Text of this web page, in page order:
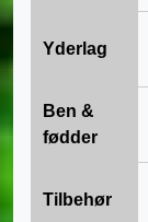
Yderlag
Ben &
fødder
Tilbehør